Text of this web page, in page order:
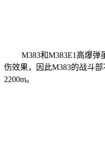
M383和M383E1 高爆弹
伤效果，因此M383的战斗部
2200m。